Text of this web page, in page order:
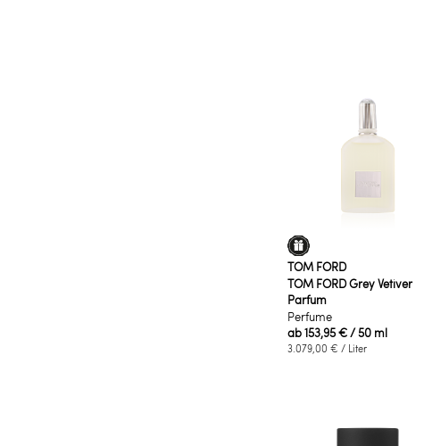
TOM FORD
TOM FORD Grey Vetiver
Parfum
Perfume
ab153,95 €/ 50 ml
3.079,00 € / Liter